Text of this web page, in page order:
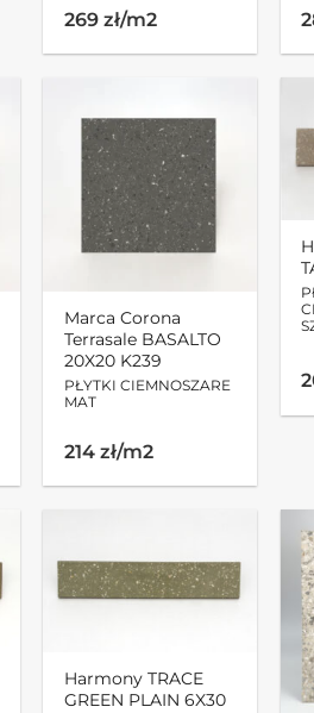
269 zł/m2
Marca Corona
Terrasale BASALTO
20X20 K239
PŁYTKI CIEMNOSZARE
MAT
214 zł/m2
Harmony TRACE
GREEN PLAIN 6X30